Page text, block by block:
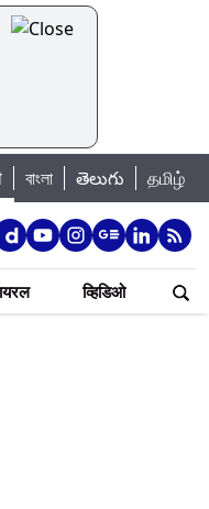
सुरु; नागरिकांना नदीपात्रात
বাংলা తెలుగు தமிழ்
व्हिडिओ